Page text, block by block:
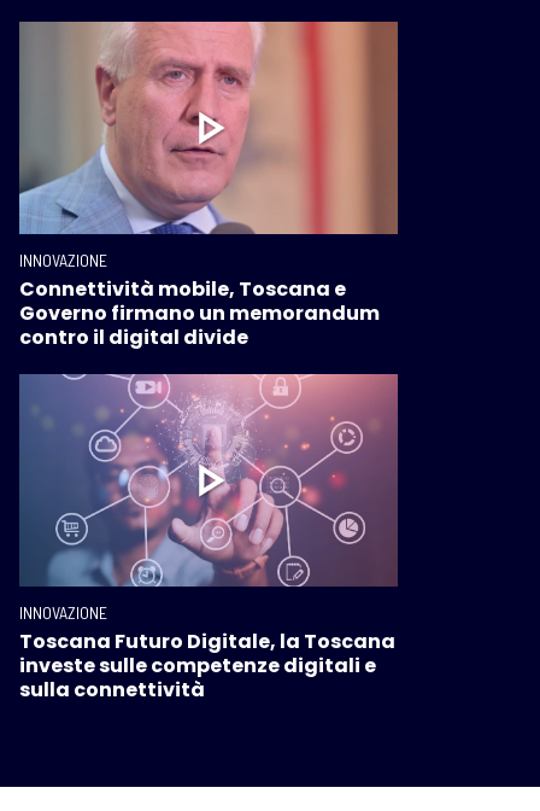
INNOVAZIONE
Connettività mobile, Toscana e
Governo firmano un memorandum
contro il digital divide
INNOVAZIONE
Toscana Futuro Digitale, la Toscana
investe sulle competenze digitali e
sulla connettività